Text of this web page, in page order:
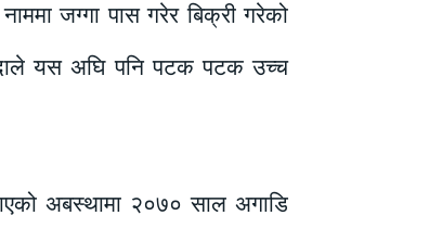
जग्गा पास गरेर बिक्री गरेको
यस अघि पनि पटक पटक उच्च
अबस्थामा २०७० साल अगाडि